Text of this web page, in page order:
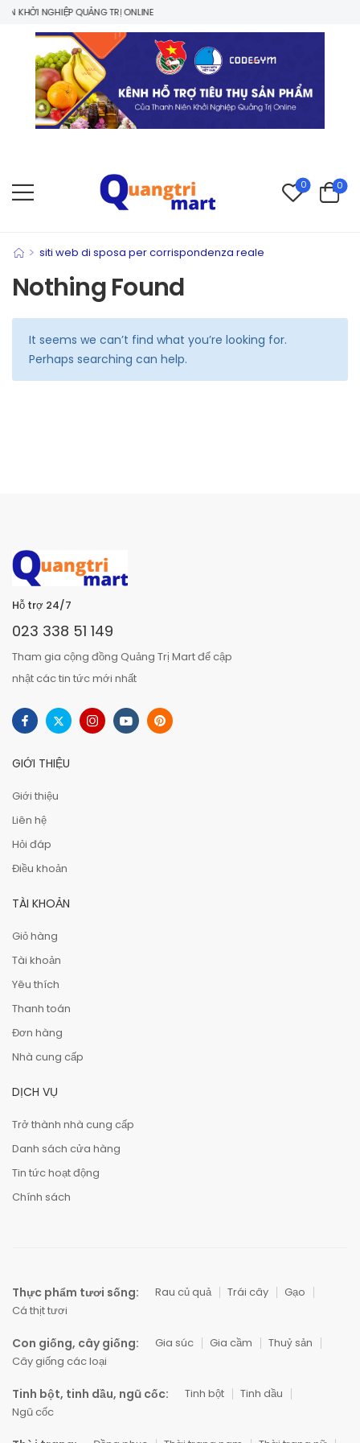
KHỞI NGHIỆP QUẢNG TRỊ ONLINE
0 0
> siti web di sposa per corrispondenza reale
Nothing Found
It seems we can’t find what you’re looking for.
Perhaps searching can help.
Hỗ trợ 24/7
023 338 51 149
Tham gia cộng đồng Quảng Trị Mart để cập
nhật các tin tức mới nhất
GIỚI THIỆU
Giới thiệu
Liên hệ
Hỏi đáp
Điều khoản
TÀI KHOẢN
Giỏ hàng
Tài khoản
Yêu thích
Thanh toán
Đơn hàng
Nhà cung cấp
DỊCH VỤ
Trở thành nhà cung cấp
Danh sách cửa hàng
Tin tức hoạt động
Chính sách
Thực phẩm tươi sống: Rau củ quả Trái cây
Gạo
Cá thịt tươi
Con giống, cây giống: Gia súc Gia cầm
Thuỷ sản
Cây giống các loại
Tinh bột, tinh dầu, ngũ cốc: Tinh bột
Tinh dầu
Ngũ cốc